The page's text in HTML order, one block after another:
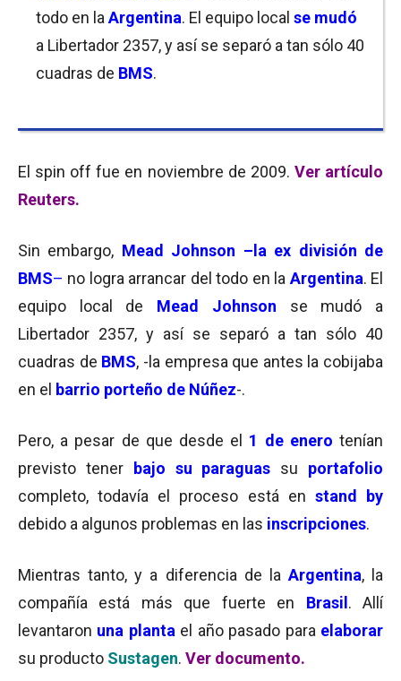
todo en la Argentina. El equipo local se mudó
a Libertador 2357, y así se separó a tan sólo 40
cuadras de BMS.
El spin off fue en noviembre de 2009. Ver artículo
Reuters.
Sin embargo, Mead Johnson –la ex división de
BMS– no logra arrancar del todo en la Argentina. El
equipo local de Mead Johnson se mudó a
Libertador 2357, y así se separó a tan sólo 40
cuadras de BMS, -la empresa que antes la cobijaba
en el barrio porteño de Núñez-.
Pero, a pesar de que desde el 1 de enero tenían
previsto tener
bajo su paraguas su portafolio
completo, todavía el proceso está en stand by
debido a algunos problemas en las inscripciones.
Mientras tanto, y a diferencia de la Argentina, la
compañía está más que fuerte en Brasil . Allí
levantaron una planta el año pasado para elaborar
su producto Sustagen. Ver documento.